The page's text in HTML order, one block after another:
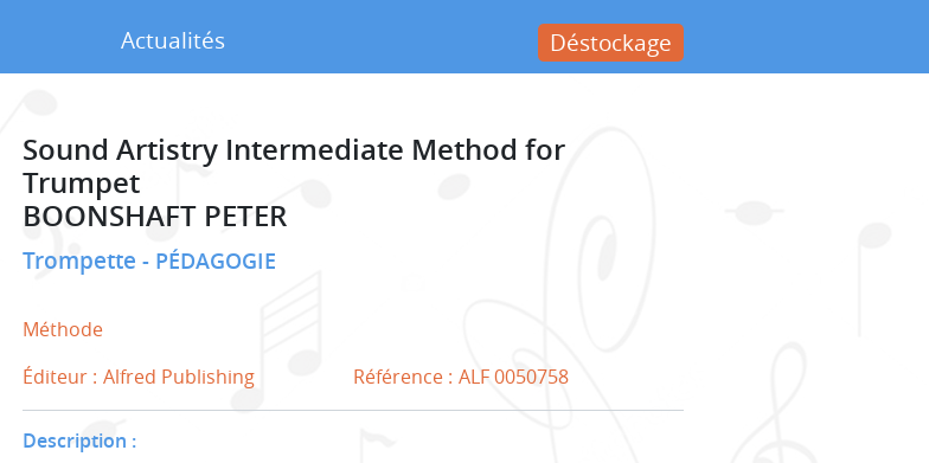
Actualités Déstockage
Sound Artistry Intermediate Method for
Trumpet
BOONSHAFT PETER
Trompette PÉDAGOGIE
Méthode
Éditeur : Alfred Publishing Référence : ALF 0050758
Description :